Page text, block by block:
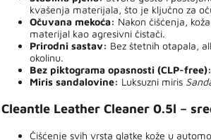
kvašenja materijala, što je ključno za
Očuvana mekoća: Nakon čišćenja,
materijal kao agresivni čistači.
Prirodni sastav: Bez štetnih otapala,
okolinu.
Bez piktograma opasnosti (CLP-free):
Miris sandalovine: Luksuzni miris
Cleantle Leather Cleaner 0.5l –
Čišćenje svih vrsta glatke kože u